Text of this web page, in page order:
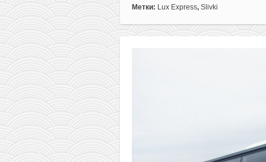
Lux
билеты
Метки: Lux Express, Slivki